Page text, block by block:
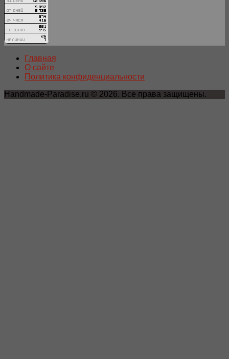
Главная
О сайте
Политика конфиденциальности
Handmade-Paradise.ru © 2026. Все права защищены.